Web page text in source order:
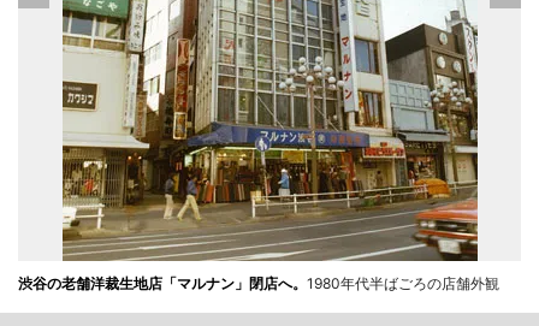
渋谷の老舗洋裁生地店「マルナン」閉店へ。 1980年代半ばごろの店舗外観